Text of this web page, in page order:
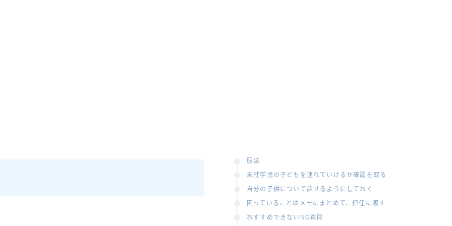
服装
未就学児の子どもを連れていけるか確認を取る
自分の子供について話せるようにしておく
困っていることはメモにまとめて、担任に渡す
おすすめできないNG質問